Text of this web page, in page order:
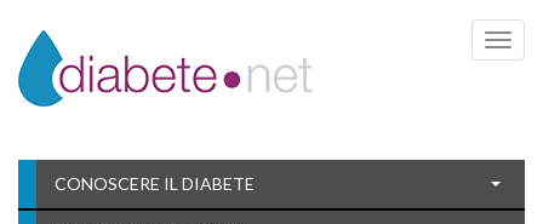
Toggle
CONOSCERE IL DIABETE